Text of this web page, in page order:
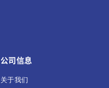
公司信息
关于我们